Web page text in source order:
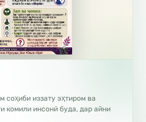
соҳиби иззату эҳтиром ва
комили инсонӣ буда, дар айни